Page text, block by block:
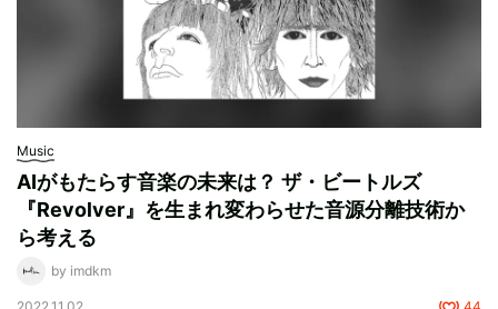
Music
AIがもたらす音楽の未来は？ ザ・ビートルズ
『Revolver』を生まれ変わらせた音源分離技術か
ら考える
by imdkm